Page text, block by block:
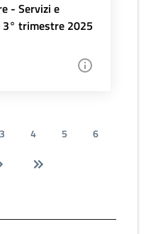
- Servizi e
3° trimestre 2025
3 4 5
6